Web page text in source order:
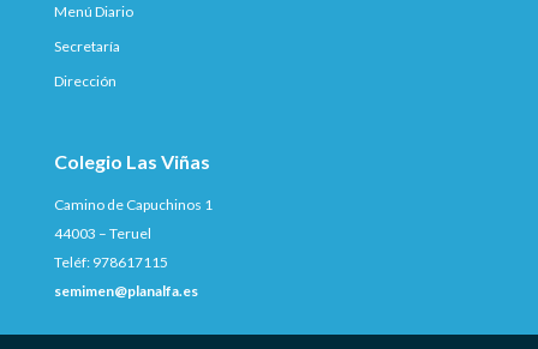
Menú Diario
Secretaría
Dirección
Colegio Las Viñas
Camino de Capuchinos 1
44003 – Teruel
Teléf: 978617115
semimen@planalfa.es